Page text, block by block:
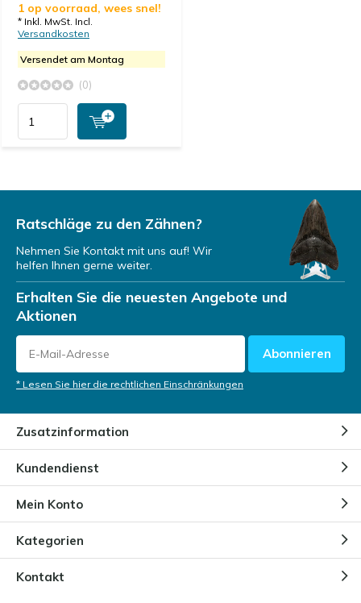
1 op voorraad, wees snel!
* Inkl. MwSt. Incl.
Versandkosten
Versendet am Montag
(0)
Ratschläge zu den Zähnen?
Nehmen Sie Kontakt mit uns auf! Wir
helfen Ihnen gerne weiter.
Erhalten Sie die neuesten Angebote und
Aktionen
Abonnieren
* Lesen Sie hier die rechtlichen Einschränkungen
Zusatzinformation
Kundendienst
Mein Konto
Kategorien
Kontakt